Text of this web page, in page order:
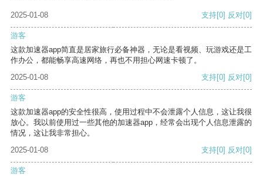
2025-01-08 支持[0] 反对[0]
游客
这款加速器app简直是居家旅行必备神器，无论是看视频、玩游戏还是工
作办公，都能畅享高速网络，再也不用担心网速卡顿了。
2025-01-08
支持[0] 反对[0]
游客
这款加速器app的安全性很高，使用过程中不会泄露个人信息，这让我很
放心。我以前使用过一些其他的加速器app，经常会出现个人信息泄露的
情况，这让我非常担心。
2025-01-08
支持[0] 反对[0]
游客